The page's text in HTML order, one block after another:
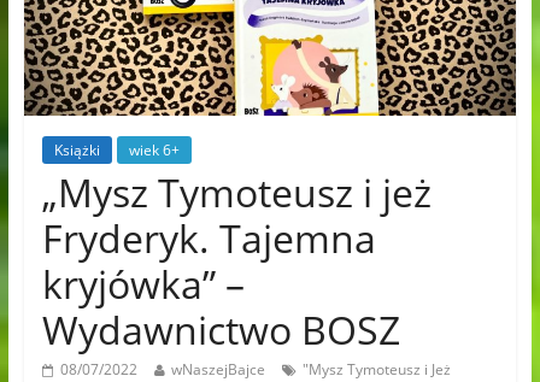
Książki wiek 6+
„Mysz Tymoteusz i jeż
Fryderyk. Tajemna
kryjówka” –
Wydawnictwo BOSZ
08/07/2022 wNaszejBajce
"Mysz Tymoteusz i Jeż